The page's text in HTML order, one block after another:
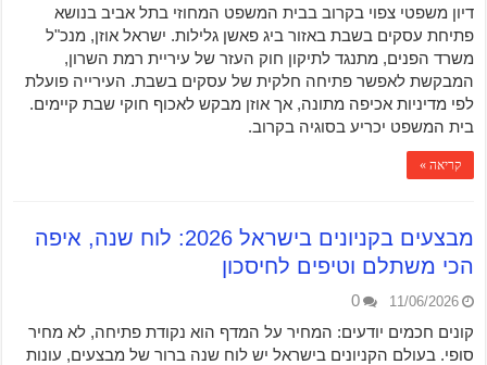
דיון משפטי צפוי בקרוב בבית המשפט המחוזי בתל אביב בנושא
פתיחת עסקים בשבת באזור ביג פאשן גלילות. ישראל אוזן, מנכ"ל
משרד הפנים, מתנגד לתיקון חוק העזר של עיריית רמת השרון,
המבקשת לאפשר פתיחה חלקית של עסקים בשבת. העירייה פועלת
לפי מדיניות אכיפה מתונה, אך אוזן מבקש לאכוף חוקי שבת קיימים.
בית המשפט יכריע בסוגיה בקרוב.
קריאה »
מבצעים בקניונים בישראל 2026: לוח שנה, איפה
הכי משתלם וטיפים לחיסכון
11/06/2026
0
קונים חכמים יודעים: המחיר על המדף הוא נקודת פתיחה, לא מחיר
סופי. בעולם הקניונים בישראל יש לוח שנה ברור של מבצעים, עונות